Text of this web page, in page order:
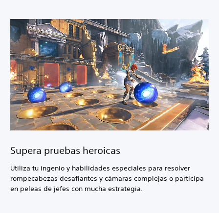
Supera pruebas heroicas
Utiliza tu ingenio y habilidades especiales para resolver
rompecabezas desafiantes y cámaras complejas o participa
en peleas de jefes con mucha estrategia.